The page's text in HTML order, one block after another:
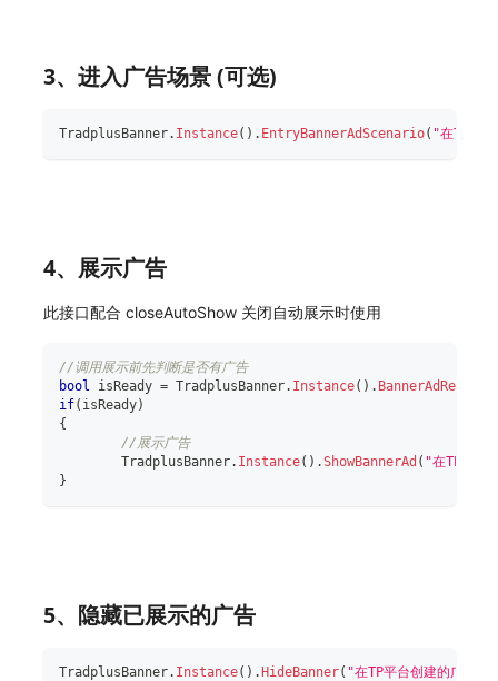
3、进入广告场景 (可选)
TradplusBanner. Instance( ) . EntryBannerAdScenario( "在TP平
4、展示广告
此接口配合 closeAutoShow 关闭自动展示时使用
//调用展示前先判断是否有广告
bool isReady = TradplusBanner. Instance( ) . BannerAdReady
if( isReady)
{
//展示广告
	TradplusBanner
. Instance( ) .ShowBannerAd ( "在TP平台
}
5、隐藏已展示的广告
TradplusBanner. Instance( ) .HideBanner( "在TP平台创建的广告位